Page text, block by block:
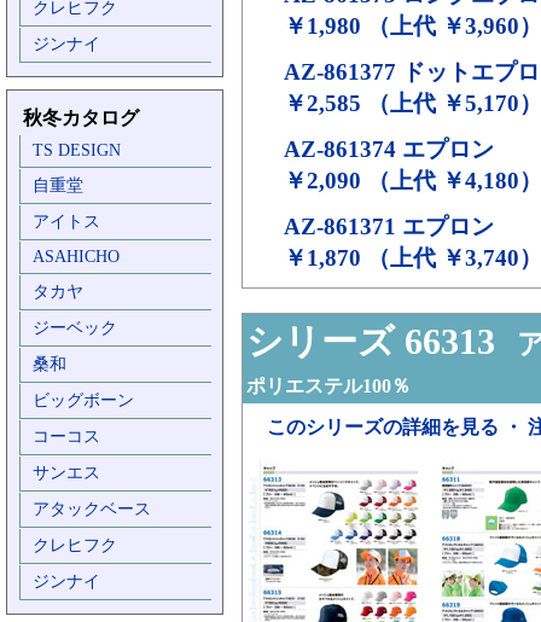
クレヒフク
ジンナイ
秋冬カタログ
TS DESIGN
自重堂
アイトス
ASAHICHO
タカヤ
ジーベック
桑和
ビッグボーン
コーコス
サンエス
アタックベース
クレヒフク
ジンナイ
￥1,980 （上代 ￥3,960）
AZ-861377 ドットエプ
￥2,585 （上代 ￥5,170）
AZ-861374 エプロン
￥2,090 （上代 ￥4,180）
AZ-861371 エプロン
￥1,870 （上代 ￥3,740）
シリーズ 66313
ポリエステル100％
このシリーズの詳細を見る ・